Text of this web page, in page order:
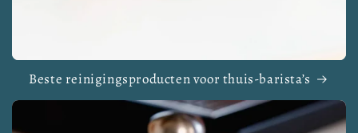
Beste reinigingsproducten voor thuis-barista’s